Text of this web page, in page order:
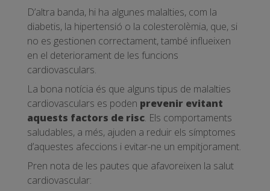
D’altra banda, hi ha algunes malalties, com la
diabetis, la hipertensió o la colesterolèmia, que, si
no es gestionen correctament, també influeixen
en el deteriorament de les funcions
cardiovasculars.
La bona notícia és que alguns tipus de malalties
cardiovasculars es poden prevenir evitant
aquests factors de risc. Els comportaments
saludables, a més, ajuden a reduir els símptomes
d’aquestes afeccions i evitar-ne un empitjorament.
Pren nota de les pautes que afavoreixen la salut
cardiovascular: